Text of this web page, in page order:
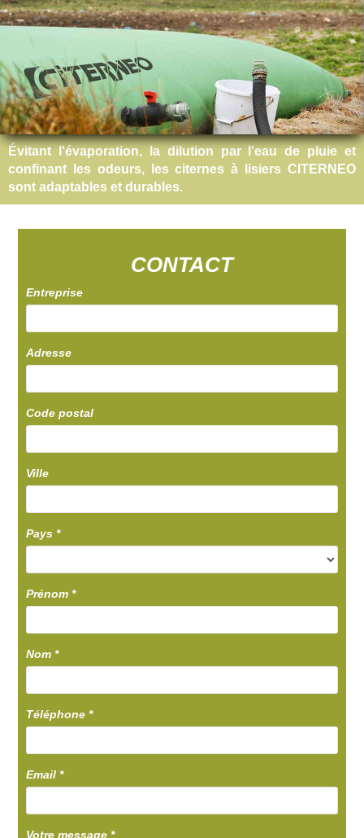
Évitant l'évaporation, la dilution par l'eau de pluie et
confinant les odeurs, les citernes à lisiers CITERNEO
sont adaptables et durables.
CONTACT
Entreprise
Adresse
Code postal
Ville
Pays*
Prénom*
Nom*
Téléphone*
Email*
Votre message*